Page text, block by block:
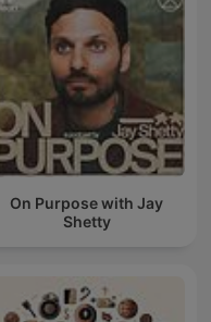
On Purpose with Jay
Shetty